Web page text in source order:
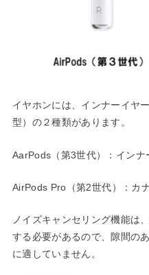
イヤホンには、インナーイヤ
型）の２種類があります。
AarPods（第3世代）：インナ
AirPods Pro（第2世代）：カ
ノイズキャンセリング機能は
する必要があるので、隙間の
に適していません。